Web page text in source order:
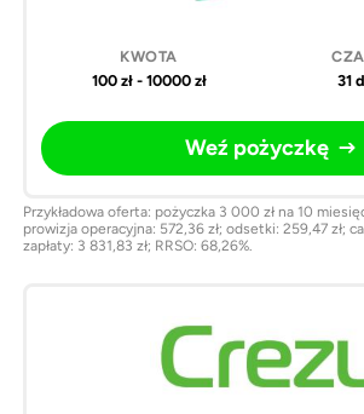
100 zł - 10000 zł 31
Weź pożyczkę
Przykładowa oferta: pożyczka 3 000 zł na 10
prowizja operacyjna: 572,36 zł; odsetki: 259,47 zł;
zapłaty: 3 831,83 zł; RRSO: 68,26%.